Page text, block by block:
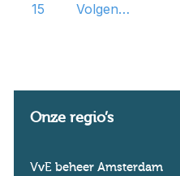
15 Volgende
Onze regio’s
VvE beheer Amsterdam